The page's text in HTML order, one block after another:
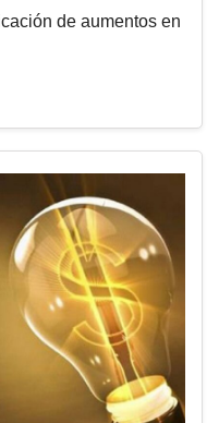
de aumentos en